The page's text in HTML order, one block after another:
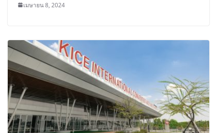
เมษายน 8, 2024